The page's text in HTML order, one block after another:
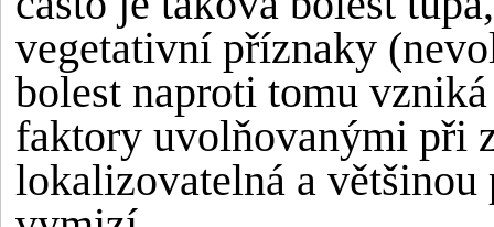
vegetativní příznaky
bolest naproti tomu
faktory uvolňovanými při
lokalizovatelná a většinou